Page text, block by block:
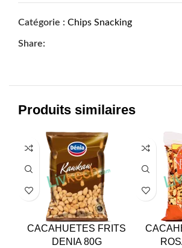
Catégorie : Chips Snacking
Share:
Produits similaires
CACAHUETES FRITS
DENIA 80G